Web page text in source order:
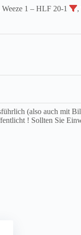
Weeze 1 – HLF 20-1 ,
(also auch mit
! Sollten Sie